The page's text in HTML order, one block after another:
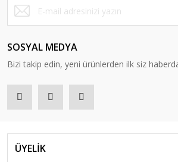
SOSYAL MEDYA
Bizi takip edin, yeni ürünlerden ilk siz
ÜYELİK